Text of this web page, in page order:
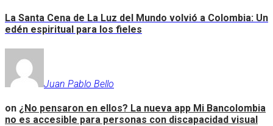
La Santa Cena de La Luz del Mundo volvió a Colombia: Un
edén espiritual para los fieles
Juan Pablo Bello
on ¿No pensaron en ellos? La nueva app Mi Bancolombia
no es accesible para personas con discapacidad visual